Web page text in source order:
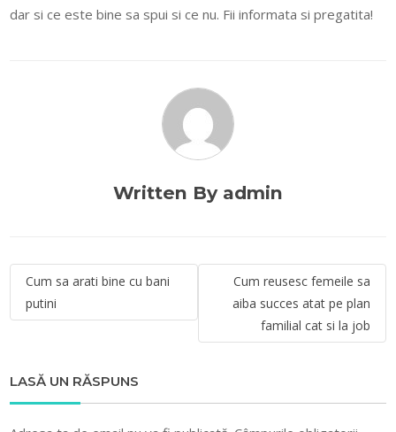
dar si ce este bine sa spui si ce nu. Fii informata si pregatita!
Written By admin
Navigare
în
articole
Cum sa arati bine cu bani
putini
Cum reusesc femeile sa
aiba succes atat pe plan
familial cat si la job
LASĂ UN RĂSPUNS